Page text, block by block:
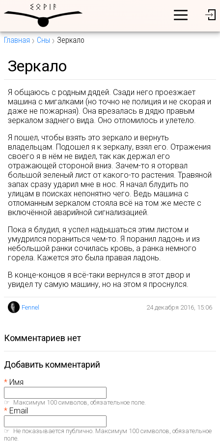
Главная Сны Зеркало
Зеркало
Я общаюсь с родным дядей. Сзади него проезжает
машина с мигалками (но точно не полиция и не скорая и
даже не пожарная). Она врезалась в дядю правым
зеркалом заднего вида. Оно отломилось и улетело.
Я пошел, чтобы взять это зеркало и вернуть
владельцам. Подошел я к зеркалу, взял его. Отражения
своего я в нём не видел, так как держал его
отражающей стороной вниз. Зачем-то я оторвал
большой зеленый лист от какого-то растения. Травяной
запах сразу ударил мне в нос. Я начал блудить по
улицам в поисках непонятно чего. Ведь машина с
отломанным зеркалом стояла всё на том же месте с
включённой аварийной сигнализацией.
Пока я блудил, я успел надышаться этим листом и
умудрился пораниться чем-то. Я поранил ладонь и из
небольшой ранки сочилась кровь, а ранка немного
горела. Кажется это была правая ладонь.
В конце-концов я всё-таки вернулся в этот двор и
увидел ту самую машину, но на этом я проснулся.
Fennel 24 декабря 2016, 15:06
комментариев нет
Добавить комментарий
Имя
Максимум 100 символов, обязательное поле.
Email
Не показывается публично. Максимум 100 символов, обязательное
поле.